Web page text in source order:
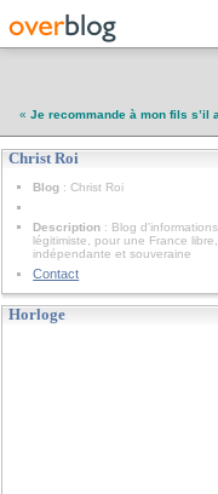
« Je recommande à mon fils s’il
Christ Roi
Blog : Christ Roi
Description : Blog d'informations
légitimiste, pour une France libre,
indépendante et souveraine
Contact
Horloge